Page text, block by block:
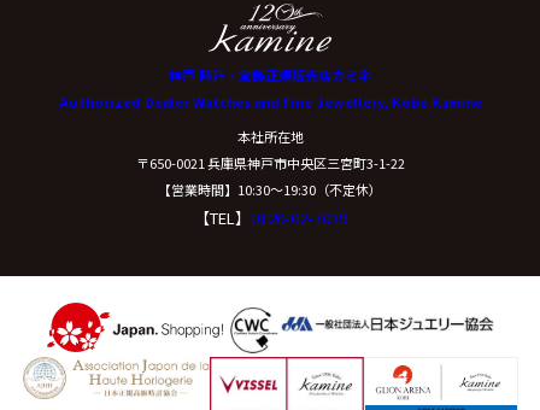
開示等に応ずる窓口は、下記「当社の個人情報の取扱い
に関する苦情、相談等の問合せ先」を参照してくださ
（８）本人が容易に認識できない方法による個
人情報の取得
おりません。
（９）個人情報の安全管理措置について
神戸 時計・宝飾正規販売店カミネ
Authorized Dealer Watches and Fine Jewellery, Kobe Kamine
本社所在地
〒650-0021 兵庫県神戸市中央区三宮町3-1-22
【営業時間】10:30〜19:30（不定休）
【TEL】 0120-02-7039